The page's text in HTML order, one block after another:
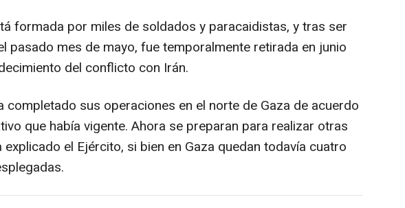
formada por miles de soldados y paracaidistas, y tras ser
pasado mes de mayo, fue temporalmente retirada en junio
del conflicto con Irán.
completado sus operaciones en el norte de Gaza de acuerdo
que había vigente. Ahora se preparan para realizar otras
explicado el Ejército, si bien en Gaza quedan todavía cuatro